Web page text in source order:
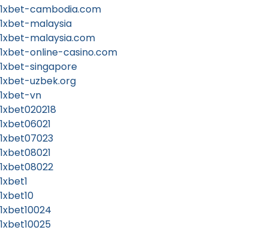
1xbet-cambodia.com
1xbet-malaysia
1xbet-malaysia.com
1xbet-online-casino.com
1xbet-singapore
1xbet-uzbek.org
1xbet-vn
1xbet020218
1xbet06021
1xbet07023
1xbet08021
1xbet08022
1xbet1
1xbet10
1xbet10024
1xbet10025